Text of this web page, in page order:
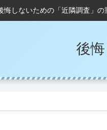
悔しないための「近隣調査」
後